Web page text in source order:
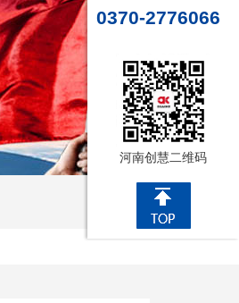
0370-2776066
河南创慧二维码